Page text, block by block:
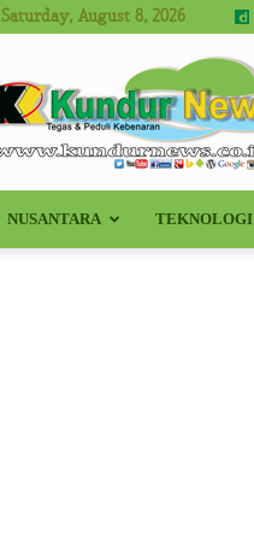
Saturday, August 8, 2026
Kundur
NUSANTARA TEKNOLOGI